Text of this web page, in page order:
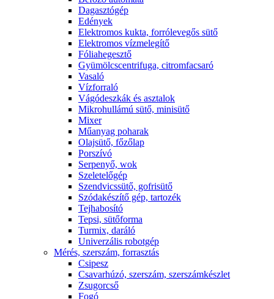
Dagasztógép
Edények
Elektromos kukta, forrólevegős sütő
Elektromos vízmelegítő
Fóliahegesztő
Gyümölcscentrifuga, citromfacsaró
Vasaló
Vízforraló
Vágódeszkák és asztalok
Mikrohullámú sütő, minisütő
Mixer
Műanyag poharak
Olajsütő, főzőlap
Porszívó
Serpenyő, wok
Szeletelőgép
Szendvicssütő, gofrisütő
Szódakészítő gép, tartozék
Tejhabosító
Tepsi, sütőforma
Turmix, daráló
Univerzális robotgép
Mérés, szerszám, forrasztás
Csipesz
Csavarhúzó, szerszám, szerszámkészlet
Zsugorcső
Fogó